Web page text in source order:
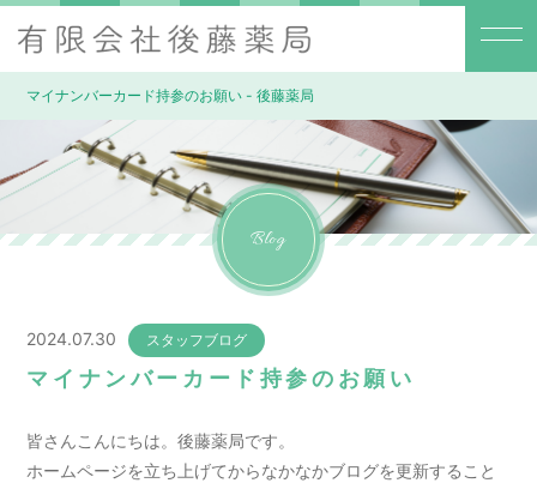
マイナンバーカード持参のお願い - 後藤薬局
Blog
2024.07.30 スタッフブログ
マイナンバーカード持参のお願い
皆さんこんにちは。後藤薬局です。
ホームページを立ち上げてからなかなかブログを更新すること